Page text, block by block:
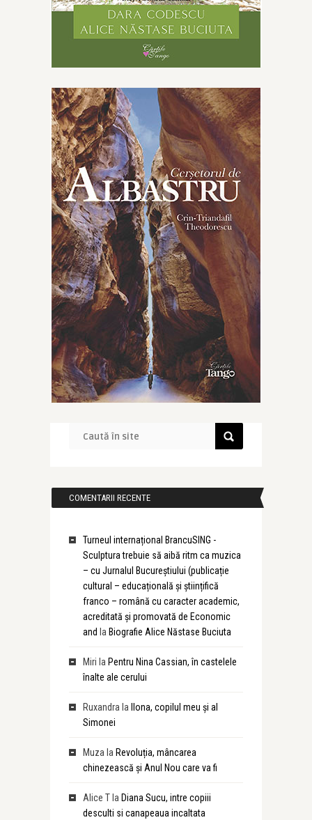
COMENTARII RECENTE
Turneul internațional BrancuSING -
Sculptura trebuie să aibă ritm ca muzica
– cu Jurnalul Bucureștiului (publicație
cultural – educațională și științifică
franco – română cu caracter academic,
acreditată și promovată de Economic
and la Biografie Alice Năstase Buciuta
Miri la Pentru Nina Cassian, în castelele
înalte ale cerului
Ruxandra la
Ilona, copilul meu și al
Simonei
Muza la Revoluția, mâncarea
chinezească și Anul Nou care va fi
Alice Tla Diana Sucu, intre copiii
desculti si canapeaua incaltata